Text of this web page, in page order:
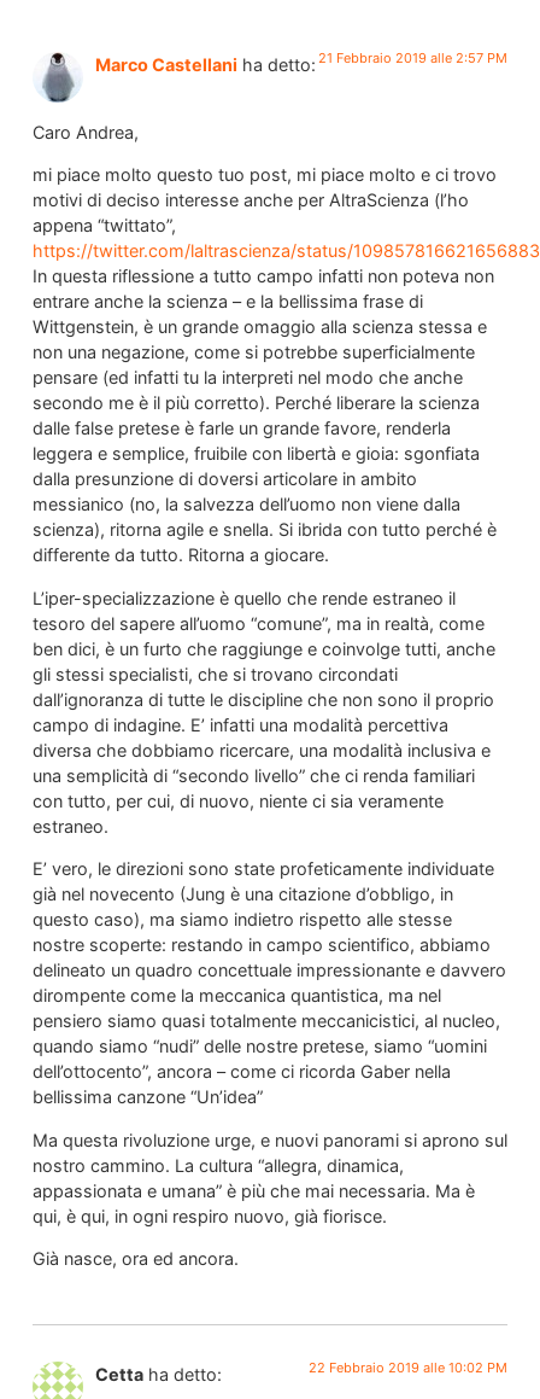
Marco Castellani ha detto: 21 Febbraio 2019 alle 2:57 PM
Caro Andrea,
mi piace molto questo tuo post, mi piace molto e ci trovo
motivi di deciso interesse anche per AltraScienza (l’ho
appena “twittato”,
https://twitter.com/laltrascienza/status/
In questa riflessione a tutto campo infatti non poteva non
entrare anche la scienza – e la bellissima frase di
Wittgenstein, è un grande omaggio alla scienza stessa e
non una negazione, come si potrebbe superficialmente
pensare (ed infatti tu la interpreti nel modo che anche
secondo me è il più corretto). Perché liberare la scienza
dalle false pretese è farle un grande favore, renderla
leggera e semplice, fruibile con libertà e gioia: sgonfiata
dalla presunzione di doversi articolare in ambito
messianico (no, la salvezza dell’uomo non viene dalla
scienza), ritorna agile e snella. Si ibrida con tutto perché è
differente da tutto. Ritorna a giocare.
L’iper-specializzazione è quello che rende estraneo il
tesoro del sapere all’uomo “comune”, ma in realtà, come
ben dici, è un furto che raggiunge e coinvolge tutti, anche
gli stessi specialisti, che si trovano circondati
dall’ignoranza di tutte le discipline che non sono il proprio
campo di indagine. E’ infatti una modalità percettiva
diversa che dobbiamo ricercare, una modalità inclusiva e
una semplicità di “secondo livello” che ci renda familiari
con tutto, per cui, di nuovo, niente ci sia veramente
estraneo.
E’ vero, le direzioni sono state profeticamente individuate
già nel novecento (Jung è una citazione d’obbligo, in
questo caso), ma siamo indietro rispetto alle stesse
nostre scoperte: restando in campo scientifico, abbiamo
delineato un quadro concettuale impressionante e davvero
dirompente come la meccanica quantistica, ma nel
pensiero siamo quasi totalmente meccanicistici, al nucleo,
quando siamo “nudi” delle nostre pretese, siamo “uomini
dell’ottocento”, ancora – come ci ricorda Gaber nella
bellissima canzone “Un’idea”
Ma questa rivoluzione urge, e nuovi panorami si aprono sul
nostro cammino. La cultura “allegra, dinamica,
appassionata e umana” è più che mai necessaria. Ma è
qui, è qui, in ogni respiro nuovo, già fiorisce.
Già nasce, ora ed ancora.
Cetta ha detto: 22 Febbraio 2019 alle 10:02 PM